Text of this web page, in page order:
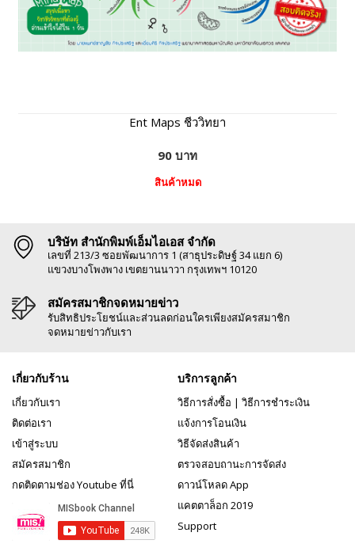
Ent Maps ชีววิทยา
90 บาท
สินค้าหมด
บริษัท สำนักพิมพ์เอ็มไอเอส จำกัด
เลขที่ 213/3 ซอยพัฒนาการ 1 (สาธุประดิษฐ์ 34 แยก 6)
แขวงบางโพงพาง เขตยานนาวา กรุงเทพฯ 10120
สมัครสมาชิกจดหมายข่าว
รับสิทธิประโยชน์และส่วนลดก่อนใครเพียงสมัครสมาชิก
จดหมายข่าวกับเรา
เกี่ยวกับร้าน
เกี่ยวกับเรา
ติดต่อเรา
เข้าสู่ระบบ
สมัครสมาชิก
กดติดตามช่อง Youtube ที่นี่
บริการลูกค้า
วิธีการสั่งซื้อ | วิธีการชำระเงิน
แจ้งการโอนเงิน
วิธีจัดส่งสินค้า
ตรวจสอบถานะการจัดส่ง
ดาวน์โหลด App
แคตตาล็อก 2019
Support